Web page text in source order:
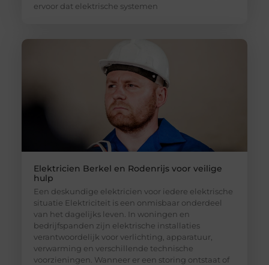
ervoor dat elektrische systemen
Elektricien Berkel en Rodenrijs voor veilige
hulp
Een deskundige elektricien voor iedere elektrische
situatie Elektriciteit is een onmisbaar onderdeel
van het dagelijks leven. In woningen en
bedrijfspanden zijn elektrische installaties
verantwoordelijk voor verlichting, apparatuur,
verwarming en verschillende technische
voorzieningen. Wanneer er een storing ontstaat of